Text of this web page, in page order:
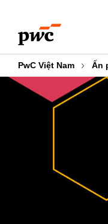
content
footer
PwC Việt Nam Ấn